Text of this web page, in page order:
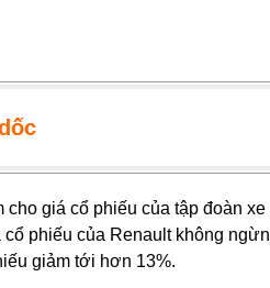
giá cổ phiếu của tập đoàn
phiếu của Renault không
giảm tới hơn 13%.